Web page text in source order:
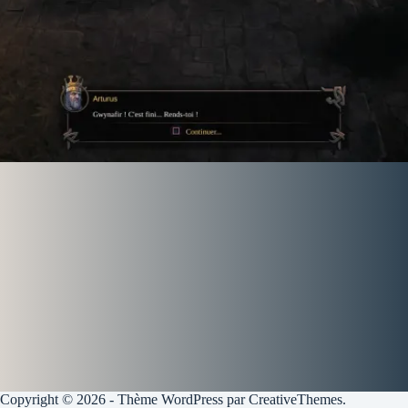
Copyright © 2026 - Thème WordPress parCreativeThemes.